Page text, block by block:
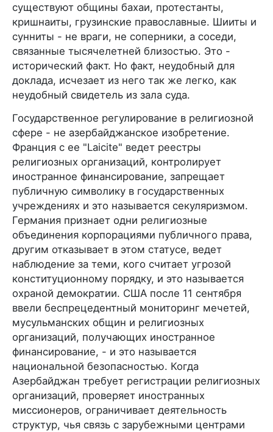
существуют общины бахаи, протестанты,
кришнаиты, грузинские православные. Шииты и
сунниты - не враги, не соперники, а соседи,
связанные тысячелетней близостью. Это -
исторический факт. Но факт, неудобный для
доклада, исчезает из него так же легко, как
неудобный свидетель из зала суда.
Государственное регулирование в религиозной
сфере - не азербайджанское изобретение.
Франция с ее "Laicite" ведет реестры
религиозных организаций, контролирует
иностранное финансирование, запрещает
публичную символику в государственных
учреждениях и это называется секуляризмом.
Германия признает одни религиозные
объединения корпорациями публичного права,
другим отказывает в этом статусе, ведет
наблюдение за теми, кого считает угрозой
конституционному порядку, и это называется
охраной демократии. США после 11 сентября
ввели беспрецедентный мониторинг мечетей,
мусульманских общин и религиозных
организаций, получающих иностранное
финансирование, - и это называется
национальной безопасностью. Когда
Азербайджан требует регистрации религиозных
организаций, проверяет иностранных
миссионеров, ограничивает деятельность
структур, чья связь с зарубежными центрами